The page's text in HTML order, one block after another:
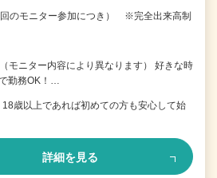
のモニター参加につき） ※完全出来高制
モニター内容により異なります） 好きな時
勤務OK！…
歳以上であれば初めての方も安心して始
詳細を見る